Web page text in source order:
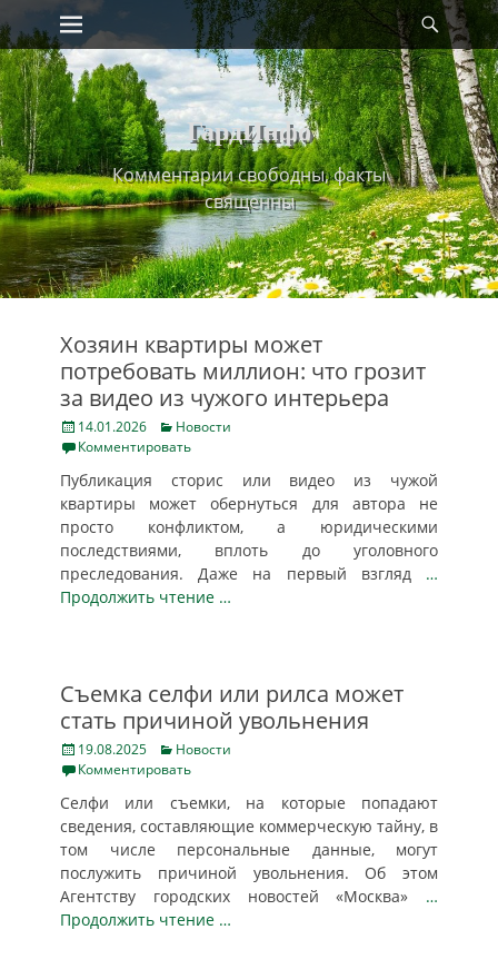
Skip
to
content
Primary Menu
ГардИнфо
Комментарии свободны, факты
священны
Хозяин квартиры может
потребовать миллион: что грозит
за видео из чужого интерьера
Posted
on
14.01.2026 Categories
Новости
Комментировать
Публикация сторис или видео из чужой
квартиры может обернуться для автора не
просто конфликтом, а юридическими
последствиями, вплоть до уголовного
преследования. Даже на первый взгляд …
Продолжить чтение …
Съемка селфи или рилса может
стать причиной увольнения
Posted
on
19.08.2025 Categories
Новости
Комментировать
Селфи или съемки, на которые попадают
сведения, составляющие коммерческую тайну, в
том числе персональные данные, могут
послужить причиной увольнения. Об этом
Агентству городских новостей «Москва» …
Продолжить чтение …